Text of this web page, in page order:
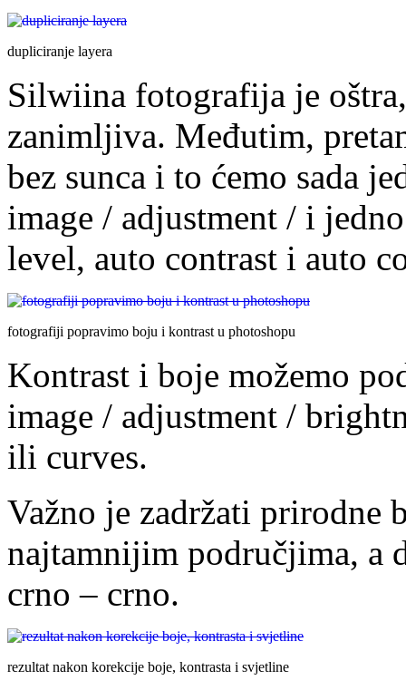
dupliciranje layera
Silwiina fotografija je
zanimljiva. Međutim,
bez sunca i to ćemo sada
image / adjustment / i
level, auto contrast i auto
fotografiji popravimo boju i kontrast u photoshopu
Kontrast i boje možemo
image / adjustment /
ili curves.
Važno je zadržati
najtamnijim područjima, a
crno – crno.
rezultat nakon korekcije boje, kontrasta i svjetline